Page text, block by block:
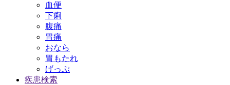
血便
下痢
腹痛
胃痛
おなら
胃もたれ
げっぷ
疾患検索